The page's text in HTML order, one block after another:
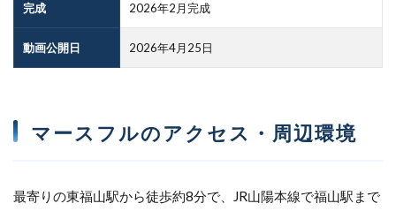
完成 2026年2月完成
動画公開日 2026年4月25日
マースフルのアクセス・周辺環境
最寄りの東福山駅から徒歩約8分で、JR山陽本線で福山駅まで